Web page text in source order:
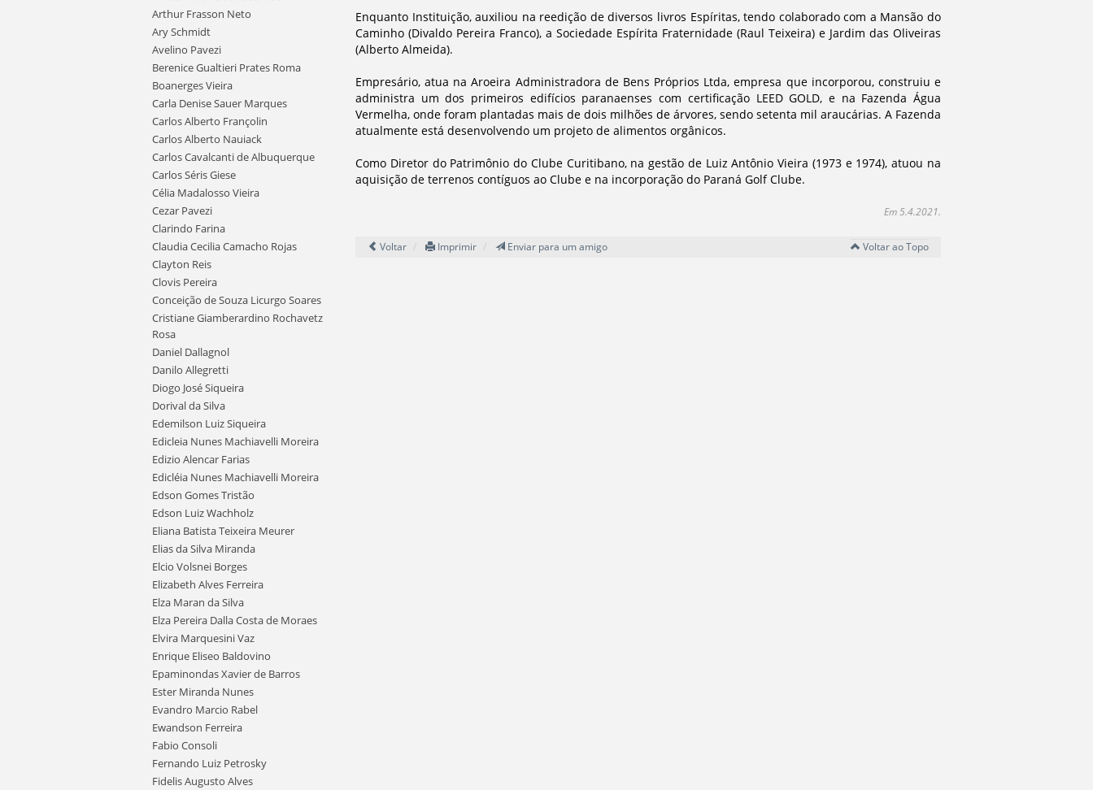
Arthur Frasson Neto
Ary Schmidt
Avelino Pavezi
Berenice Gualtieri Prates Roma
Boanerges Vieira
Carla Denise Sauer Marques
Carlos Alberto Françolin
Carlos Alberto Nauiack
Carlos Cavalcanti de Albuquerque
Carlos Séris Giese
Célia Madalosso Vieira
Cezar Pavezi
Clarindo Farina
Claudia Cecilia Camacho Rojas
Clayton Reis
Clovis Pereira
Conceição de Souza Licurgo Soares
Cristiane Giamberardino Rochavetz
Rosa
Daniel Dallagnol
Danilo Allegretti
Diogo José Siqueira
Dorival da Silva
Edemilson Luiz Siqueira
Edicleia Nunes Machiavelli Moreira
Edizio Alencar Farias
Edicléia Nunes Machiavelli Moreira
Edson Gomes Tristão
Edson Luiz Wachholz
Eliana Batista Teixeira Meurer
Elias da Silva Miranda
Elcio Volsnei Borges
Elizabeth Alves Ferreira
Elza Maran da Silva
Elza Pereira Dalla Costa de Moraes
Elvira Marquesini Vaz
Enrique Eliseo Baldovino
Epaminondas Xavier de Barros
Ester Miranda Nunes
Evandro Marcio Rabel
Ewandson Ferreira
Fabio Consoli
Fernando Luiz Petrosky
Fidelis Augusto Alves
Enquanto Instituição, auxiliou na reedição de diversos livros Espíritas, tendo colaborado com a Mansão do
Caminho (Divaldo Pereira Franco), a Sociedade Espírita Fraternidade (Raul Teixeira) e Jardim das Oliveiras
(Alberto Almeida).
Empresário, atua na Aroeira Administradora de Bens Próprios Ltda, empresa que incorporou, construiu e
administra um dos primeiros edifícios paranaenses com certificação LEED GOLD, e na Fazenda Água
Vermelha, onde foram plantadas mais de dois milhões de árvores, sendo setenta mil araucárias. A Fazenda
atualmente está desenvolvendo um projeto de alimentos orgânicos.
Como Diretor do Patrimônio do Clube Curitibano, na gestão de Luiz Antônio Vieira (1973 e 1974), atuou na
aquisição de terrenos contíguos ao Clube e na incorporação do Paraná Golf Clube.
Em 5.4.2021.
Voltar Imprimir Enviar para um amigo Voltar ao Topo